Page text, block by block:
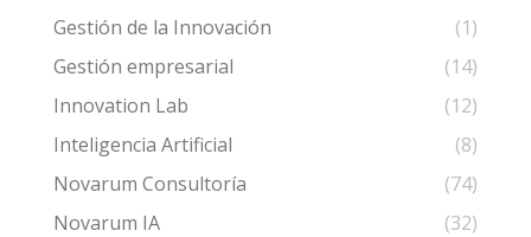
Gestión de la Innovación
(1)
Gestión empresarial
(14)
Innovation Lab
(12)
Inteligencia Artificial
(8)
Novarum Consultoría
(74)
Novarum IA
(32)